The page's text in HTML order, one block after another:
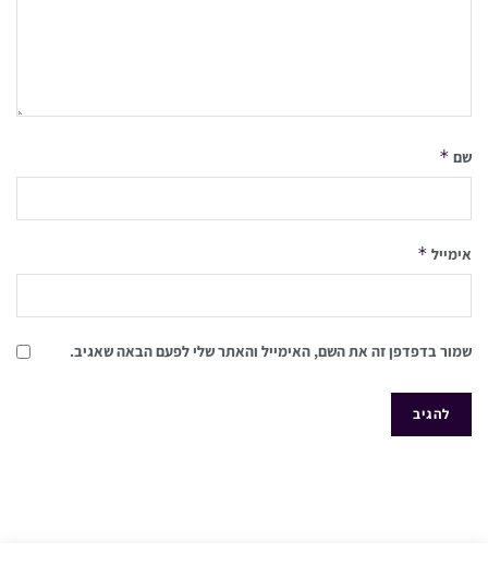
שם *
אימייל *
שמור בדפדפן זה את השם, האימייל והאתר שלי לפעם הבאה שאגיב.